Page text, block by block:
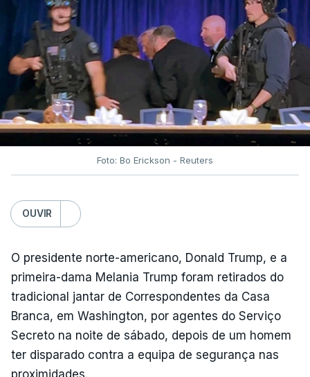
Foto: Bo Erickson - Reuters
OUVIR
O presidente norte-americano, Donald Trump, e a
primeira-dama Melania Trump foram retirados do
tradicional jantar de Correspondentes da Casa
Branca, em Washington, por agentes do Serviço
Secreto na noite de sábado, depois de um homem
ter disparado contra a equipa de segurança nas
proximidades.